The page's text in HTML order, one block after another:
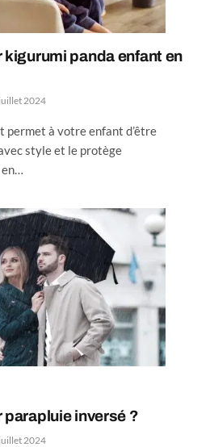
kigurumi panda enfant en
2024
permet à votre enfant d’être
style et le protège
parapluie inversé ?
2024